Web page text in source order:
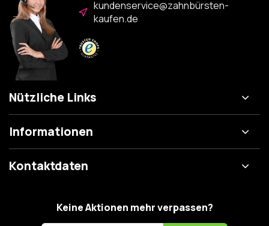
kundenservice@zahnbürsten-
kaufen.de
Nützliche Links
Informationen
Kontaktdaten
Keine Aktionen mehr verpassen?